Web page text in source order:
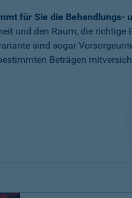
für Sie die Behandlungs-
und den Raum, die richtige
sind sogar
Beträgen